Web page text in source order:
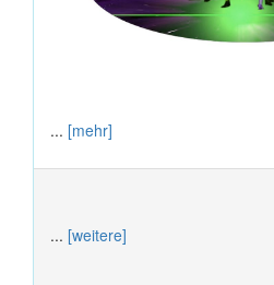
... [mehr]
... [weitere]